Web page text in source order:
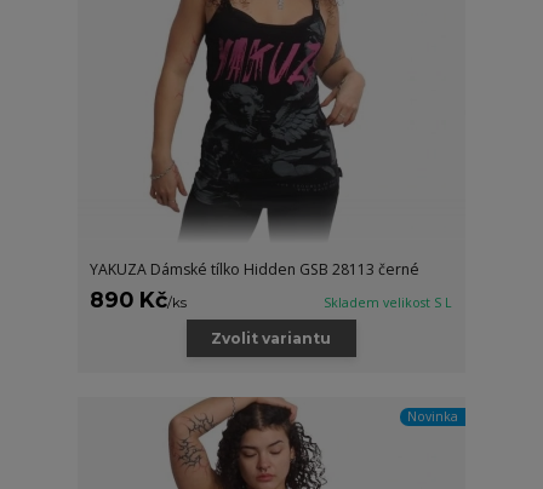
YAKUZA Dámské tílko Hidden GSB 28113 černé
890 Kč/ks Skladem velikost S L
Zvolit variantu
Novinka